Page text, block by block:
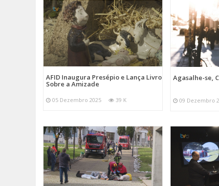
AFID Inaugura Presépio e Lança Livro
Sobre a Amizade
05 Dezembro 2025 39 K
Agasalhe-se,
09 Dezembro